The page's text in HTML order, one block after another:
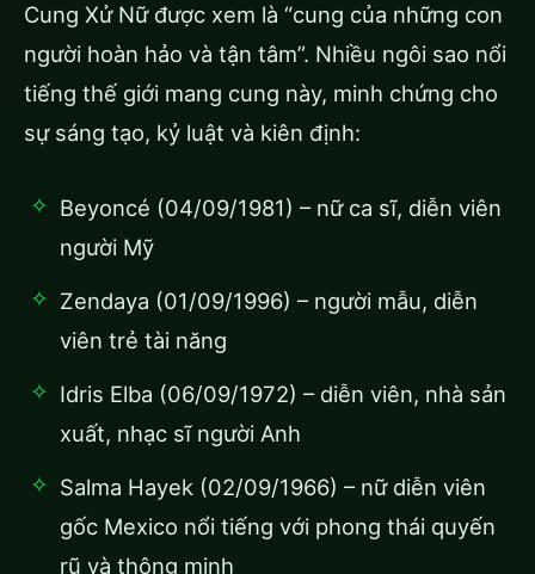
Cung Xử Nữ được xem là “cung của những con
người hoàn hảo và tận tâm”. Nhiều ngôi sao nổi
tiếng thế giới mang cung này, minh chứng cho
sự sáng tạo, kỷ luật và kiên định:
Beyoncé (04/09/1981) – nữ ca sĩ, diễn viên
người Mỹ
Zendaya (01/09/1996) – người mẫu, diễn
viên trẻ tài năng
Idris Elba (06/09/1972) – diễn viên, nhà sản
xuất, nhạc sĩ người Anh
Salma Hayek (02/09/1966) – nữ diễn viên
gốc Mexico nổi tiếng với phong thái quyến
rũ và thông minh